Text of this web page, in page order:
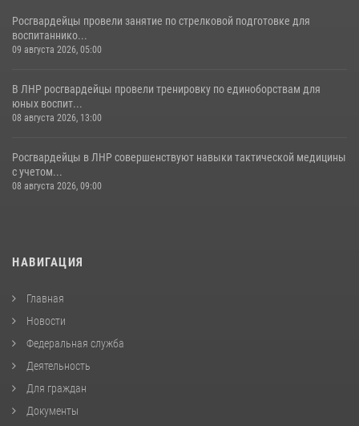
Росгвардейцы провели занятие по стрелковой подготовке для
воспитаннико...
09 августа 2026, 05:00
В ЛНР росгвардейцы провели тренировку по единоборствам для
юных воспит...
08 августа 2026, 13:00
Росгвардейцы в ЛНР совершенствуют навыки тактической медицины
с учетом...
08 августа 2026, 09:00
НАВИГАЦИЯ
Главная
Новости
Федеральная служба
Деятельность
Для граждан
Документы